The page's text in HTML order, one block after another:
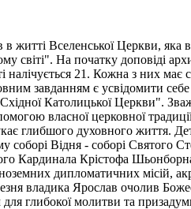
Вселенської Церкви, яка
світі". На початку доповіді
21. Кожна з них має
завданням є усвідомити
Католицької Церкви".
власної церковної
глибшого духовного життя.
соборі Відня - соборі
Кардинала Крістофа
дипломатичних місій,
владика Ярослав очолив
глибокої молитви та